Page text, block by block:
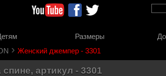
Размеры
› Женский джемпер - 3301
артикул - 3301